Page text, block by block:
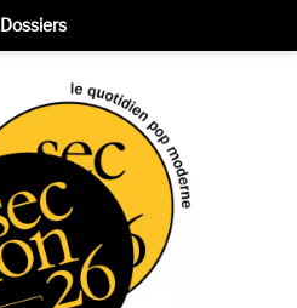
Dossiers